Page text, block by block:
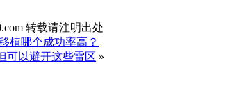
转载请注明出处
植哪个成功率高？
可以避开这些雷区 »